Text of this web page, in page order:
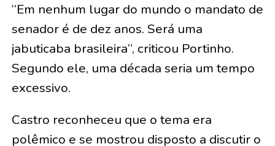
“Em nenhum lugar do mundo o mandato de
senador é de dez anos. Será uma
jabuticaba brasileira”, criticou Portinho.
Segundo ele, uma década seria um tempo
excessivo.
Castro reconheceu que o tema era
polêmico e se mostrou disposto a discutir o